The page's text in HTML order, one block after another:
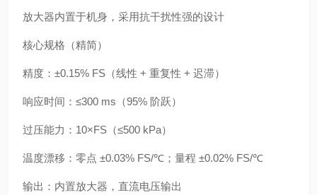
放大器内置于机身，采用抗干扰性强的设计
核心规格（精简）
精度：±0.15% FS（线性 + 重复性 + 迟滞）
响应时间：≤300 ms（95% 阶跃）
过压能力：10×FS（≤500 kPa）
温度漂移：零点 ±0.03% FS/℃；量程 ±0.02% FS/℃
输出：内置放大器，直流电压输出